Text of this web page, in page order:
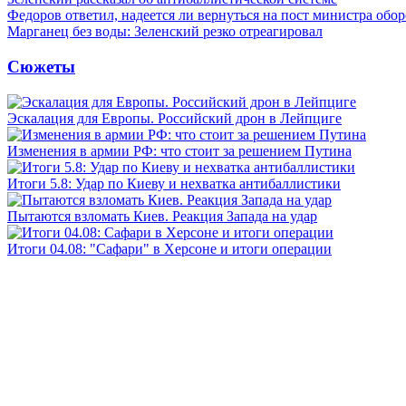
Федоров ответил, надеется ли вернуться на пост министра
Марганец без воды: Зеленский резко отреагировал
Сюжеты
Эскалация для Европы. Российский дрон в Лейпциге
Изменения в армии РФ: что стоит за решением Путина
Итоги 5.8: Удар по Киеву и нехватка антибаллистики
Пытаются взломать Киев. Реакция Запада на удар
Итоги 04.08: "Сафари" в Херсоне и итоги операции